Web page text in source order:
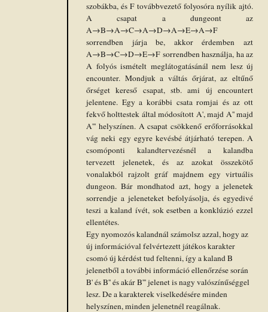
szobákba, és F továbbvezető folyosóra nyílik ajtó.
A csapat a dungeont az
A→B→A→C→A→D→A→E→A→F
sorrendben járja be, akkor érdemben azt
A→B→C→D→E→F sorrendben használja, ha az
A folyós ismételt meglátogatásánál nem lesz új
encounter. Mondjuk a váltás őrjárat, az eltűnő
őrséget kereső csapat, stb. ami új encountert
jelentene. Egy a korábbi csata romjai és az ott
fekvő holttestek által módosított A', majd A'' majd
A''' helyszínen. A csapat csökkenő erőforrásokkal
vág neki egy egyre kevésbé átjárható terepen. A
csomóponti kalandtervezésnél a kalandba
tervezett jelenetek, és az azokat összekötő
vonalakból rajzolt gráf majdnem egy virtuális
dungeon. Bár mondhatod azt, hogy a jelenetek
sorrendje a jeleneteket befolyásolja, és egyedivé
teszi a kaland ívét, sok esetben a konklúzió ezzel
ellentétes.
Egy nyomozós kalandnál számolsz azzal, hogy az
új információval felvértezett játékos karakter
csomó új kérdést tud feltenni, így a kaland B
jelenetből a további információ ellenőrzése során
B' és B'' és akár B''' jelenet is nagy valószínűséggel
lesz. De a karakterek viselkedésére minden
helyszínen, minden jelenetnél reagálnak.